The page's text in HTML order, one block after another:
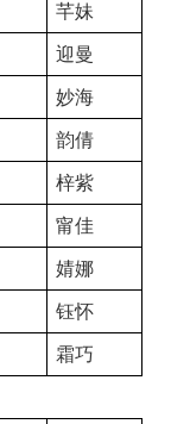
芊妹
迎曼
妙海
韵倩
梓紫
甯佳
婧娜
钰怀
霜巧